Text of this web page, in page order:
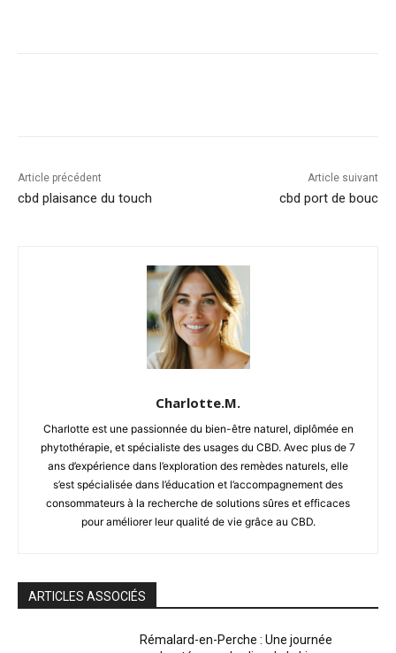
Article précédent
cbd plaisance du touch
Article suivant
cbd port de bouc
Charlotte.M.
Charlotte est une passionnée du bien-être naturel, diplômée en
phytothérapie, et spécialiste des usages du CBD. Avec plus de 7
ans d’expérience dans l’exploration des remèdes naturels, elle
s’est spécialisée dans l’éducation et l’accompagnement des
consommateurs à la recherche de solutions sûres et efficaces
pour améliorer leur qualité de vie grâce au CBD.
ARTICLES ASSOCIÉS
Rémalard-en-Perche : Une journée